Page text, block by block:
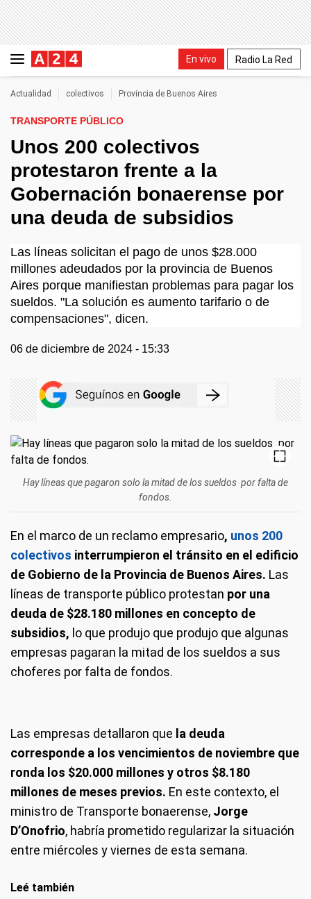
En vivo Radio La Red
Actualidad colectivos Provincia de Buenos Aires
TRANSPORTE PÚBLICO
Unos 200 colectivos
protestaron frente a la
Gobernación bonaerense por
una deuda de subsidios
Las líneas solicitan el pago de unos $28.000
millones adeudados por la provincia de Buenos
Aires porque manifiestan problemas para pagar los
sueldos. "La solución es aumento tarifario o de
compensaciones", dicen.
06 de diciembre de 2024 - 15:33
Hay líneas que pagaron solo la mitad de los sueldos por falta de
fondos.
En el marco de un reclamo empresario, unos 200
colectivos interrumpieron el tránsito en el edificio
de Gobierno de la Provincia de Buenos Aires. Las
líneas de transporte público protestan por una
deuda de $28.180 millones en concepto de
subsidios, lo que produjo que produjo que algunas
empresas pagaran la mitad de los sueldos a sus
choferes por falta de fondos.
Las empresas detallaron que la deuda
corresponde a los vencimientos de noviembre que
ronda los $20.000 millones y otros $8.180
millones de meses previos. En este contexto, el
ministro de Transporte bonaerense, Jorge
D’Onofrio, habría prometido regularizar la situación
entre miércoles y viernes de esta semana.
Leé también